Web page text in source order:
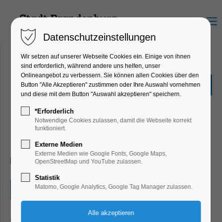
Menu
Brandenburger
Seniorenwoche: Spielprojekt
und Schulung an digitalen
Geräten
18.06.2024, 09:00–15:00
Eintritt frei
09:00-12:00 Uhr: KoKoFit - Spielprojekt zur Demenz- und
Datenschutzeinstellungen
Wir setzen auf unserer Webseite Cookies ein. Einige von ihnen
sind erforderlich, während andere uns helfen, unser
Onlineangebot zu verbessern. Sie können allen Cookies über den
Button "Alle Akzeptieren" zustimmen oder Ihre Auswahl vornehmen
und diese mit dem Button "Auswahl akzeptieren" speichern.
*Erforderlich
Notwendige Cookies zulassen, damit die Webseite korrekt
funktioniert.
Externe Medien
Externe Medien wie Google Fonts, Google Maps,
OpenStreetMap und YouTube zulassen.
Statistik
Matomo, Google Analytics, Google Tag Manager zulassen.